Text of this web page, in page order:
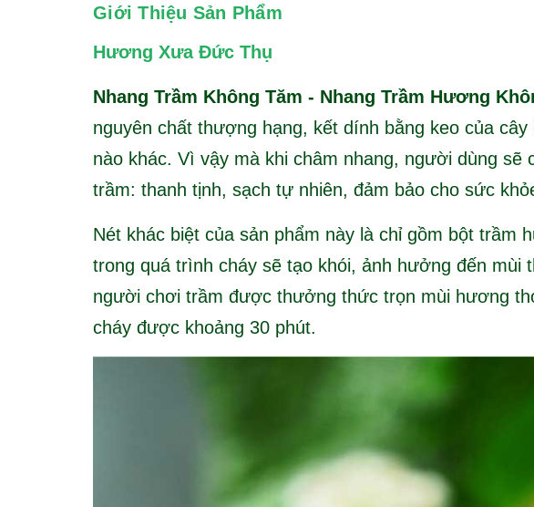
Giới Thiệu Sản Phẩm
Hương Xưa Đức Thụ
Nhang Trầm Không Tăm - Nhang Trầm Hương
nguyên chất thượng hạng, kết dính bằng keo của
nào khác. Vì vậy mà khi châm nhang, người dùng
trầm: thanh tịnh, sạch tự nhiên, đảm bảo cho sức
Nét khác biệt của sản phẩm này là chỉ gồm bột trầm
trong quá trình cháy sẽ tạo khói, ảnh hưởng đến mùi
người chơi trầm được thưởng thức trọn mùi hương
cháy được khoảng 30 phút.